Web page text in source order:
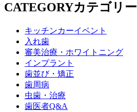
CATEGORYカテゴリー
キッチンカーイベント
入れ歯
審美治療・ホワイトニング
インプラント
歯並び・矯正
歯周病
虫歯・治療
歯医者Q&A